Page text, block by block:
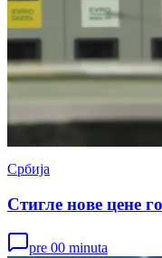
Србија
Стигле нове цене
pre 00 minuta